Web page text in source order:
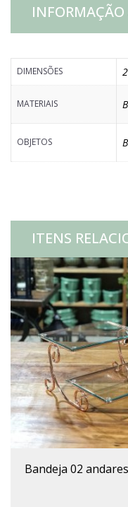
SINTETICA
P
DIMENSÕES
MATERIAIS
OBJETOS
ITENS
bandeja 02